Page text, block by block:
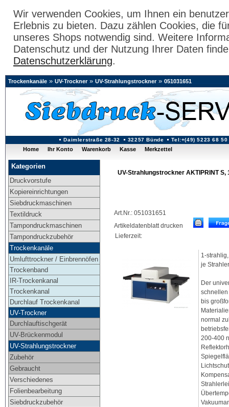
Wir verwenden Cookies, um Ihnen ein
Erlebnis zu bieten. Dazu zählen Cookies, die
unseres Shops notwendig sind. Weitere
Datenschutz und der Nutzung Ihrer Daten
Datenschutzerklärung.
Daimlerstraße 28-32 32257 Bünde Tel:+(49) 5223 68 50
Trockenkanäle » UV-Trockner» UV-Strahlungstrockner» 051031651
Home Ihr Konto Warenkorb Kasse Merkzettel
Kategorien
Druckvorstufe
Kopiereinrichtungen
Siebdruckmaschinen
Textildruck
Tampondruckmaschinen
Tampondruckzubehör
Trockenkanäle
Umlufttrockner / Einbrennöfen
Trockenband
IR-Trockenkanal
Trockenkanal
Durchlauf Trockenkanal
UV-Trockner
Durchlauftischgerät
UV-Brückenmodul
UV-Strahlungstrockner
Zubehör
Gebraucht
Verschiedenes
Folienbearbeitung
Siebdruckzubehör
UV-Strahlungstrockner AKTIPRINT S,
Art.Nr.: 051031651
Artikeldatenblatt drucken
Lieferzeit:
1-
je
Der
schnellen
bis
normal
200-400